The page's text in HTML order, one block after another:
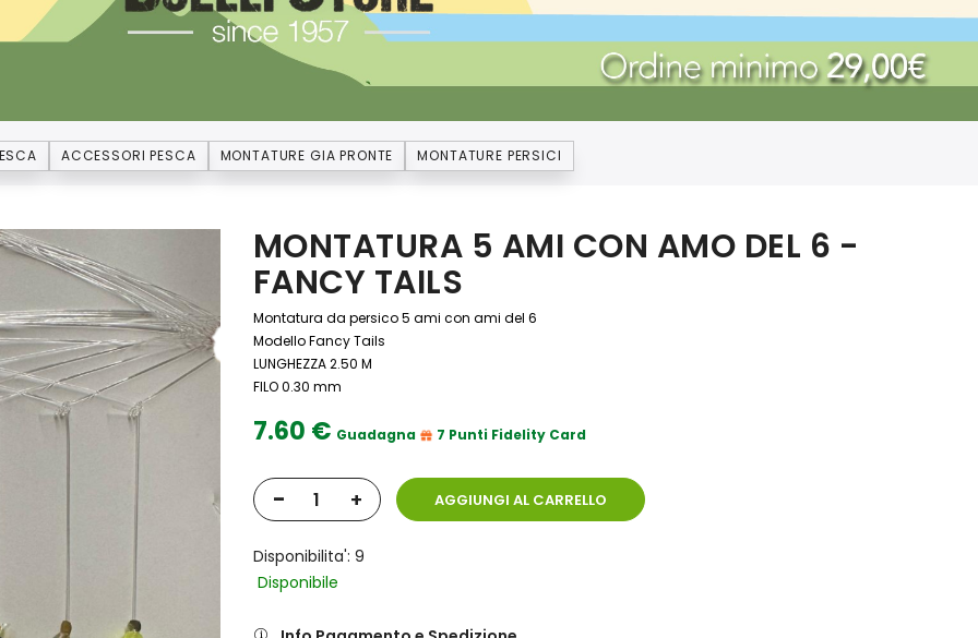
ACCESSORI PESCA MONTATURE GIA PRONTE MONTATURE PERSICI
MONTATURA 5 AMI CON AMO DEL 6 -
FANCY TAILS
Montatura da persico 5 ami con ami del 6
Modello Fancy Tails
LUNGHEZZA 2.50 M
FILO 0.30 mm
7.60 € Guadagna 7 Punti Fidelity Card
- + AGGIUNGI AL CARRELLO
Disponibilita': 9
Disponibile